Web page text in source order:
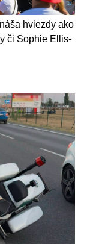
hviezdy ako
či Sophie Ellis-